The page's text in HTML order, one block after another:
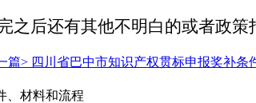
后还有其他不明白的或者政策
篇> 四川省巴中市知识产权贯标申报奖补条
、材料和流程